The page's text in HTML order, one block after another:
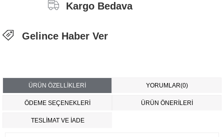
Kargo Bedava
Gelince Haber Ver
ÜRÜN ÖZELLIKLERI YORUMLAR(0)
ÖDEME SEÇENEKLERI ÜRÜN ÖNERILERI
TESLİMAT VE İADE